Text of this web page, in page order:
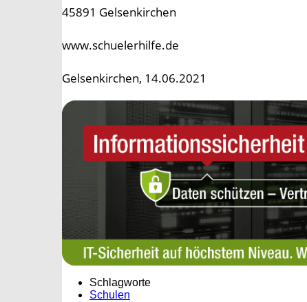
45891 Gelsenkirchen
www.schuelerhilfe.de
Gelsenkirchen, 14.06.2021
Schlagworte
Schulen